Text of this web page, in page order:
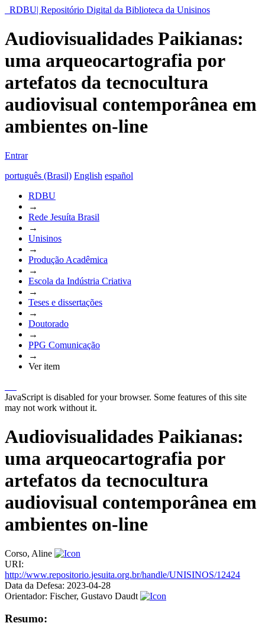
RDBU| Repositório Digital da Biblioteca da Unisinos
Audiovisualidades Paikianas:
uma arqueocartografia por
artefatos da tecnocultura
audiovisual contemporânea em
ambientes on-line
Entrar
português (Brasil) English español
RDBU
→
Rede Jesuíta Brasil
→
Unisinos
→
Produção Acadêmica
→
Escola da Indústria Criativa
→
Teses e dissertações
→
Doutorado
→
PPG Comunicação
→
Ver item
JavaScript is disabled for your browser. Some features of this site
may not work without it.
Audiovisualidades Paikianas:
uma arqueocartografia por
artefatos da tecnocultura
audiovisual contemporânea em
ambientes on-line
Corso, Aline
URI:
http://www.repositorio.jesuita.org.br/handle/UNISINOS/12424
Data da Defesa: 2023-04-28
Orientador: Fischer, Gustavo Daudt
Resumo: